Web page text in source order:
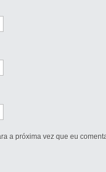
a próxima vez que eu